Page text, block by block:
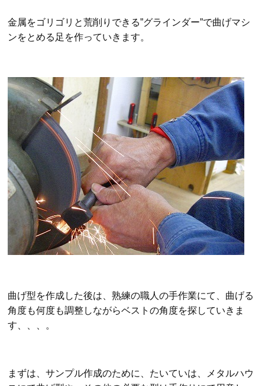
金属をゴリゴリと荒削りできる”グラインダー”で曲げマシ
ンをとめる足を作っていきます。
曲げ型を作成した後は、熟練の職人の手作業にて、曲げる
角度も何度も調整しながらベストの角度を探していきま
す、、、。
まずは、サンプル作成のために、たいていは、メタルハウ